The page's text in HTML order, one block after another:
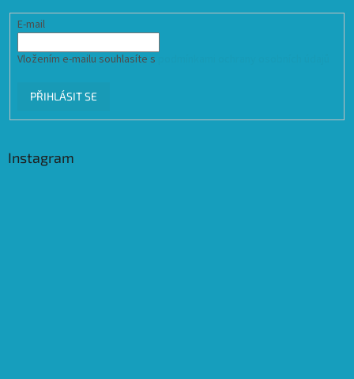
E-mail
Vložením e-mailu souhlasíte s
PŘIHLÁSIT SE
Instagram